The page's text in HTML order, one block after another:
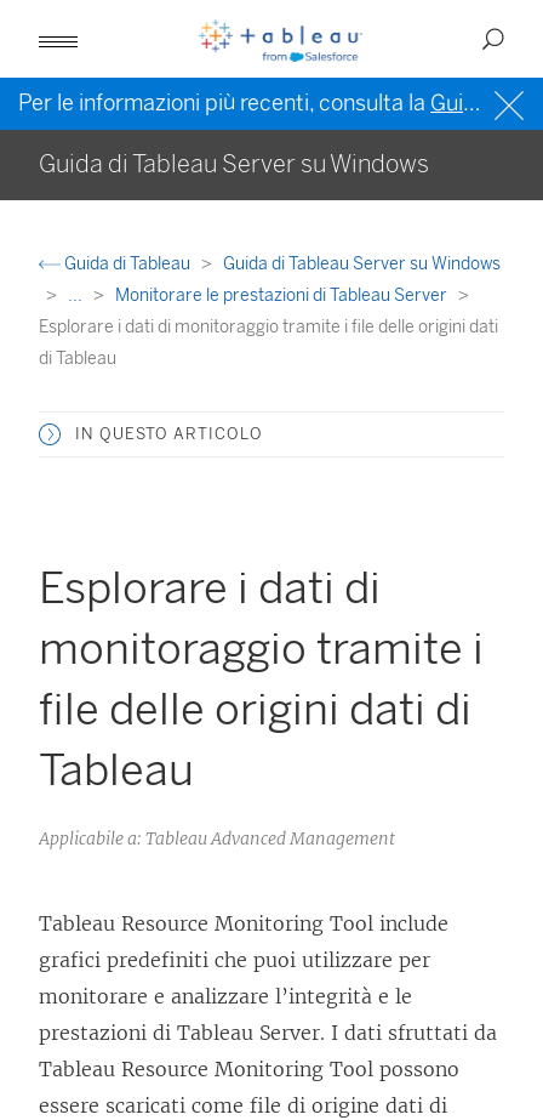
Per le informazioni più recenti, consulta la Guida di Tableau in inglese (Stati Uniti)
Guida di Tableau Server su Windows
Guida di Tableau
Guida di Tableau Server su Windows
...
Monitorare le prestazioni di Tableau Server
Esplorare i dati di monitoraggio tramite i file delle origini dati
di Tableau
IN QUESTO ARTICOLO
Esplorare i dati di
monitoraggio tramite i
file delle origini dati di
Tableau
Applicabile a: Tableau Advanced Management
Tableau Resource Monitoring Tool include
grafici predefiniti che puoi utilizzare per
monitorare e analizzare l’integrità e le
prestazioni di Tableau Server. I dati sfruttati da
Tableau Resource Monitoring Tool possono
essere scaricati come file di origine dati di